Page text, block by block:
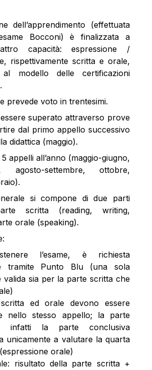
dell’apprendimento (effettuata
Bocconi) è finalizzata a
capacità: espressione /
rispettivamente scritta e orale,
modello delle certificazioni
prevede voto in trentesimi.
essere superato attraverso prove
dal primo appello successivo
didattica (maggio).
appelli all’anno (maggio-giugno,
agosto-settembre, ottobre,
si compone di due parti
scritta (reading, writing,
orale (speaking).
l’esame, è richiesta
tramite Punto Blu (una sola
valida sia per la parte scritta che
ed orale devono essere
nello stesso appello; la parte
infatti la parte conclusiva
unicamente a valutare la quarta
orale)
risultato della parte scritta +